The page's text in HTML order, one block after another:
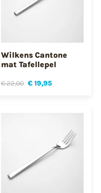
Wilkens Cantone
mat Tafellepel
€ 22,00 € 19,95